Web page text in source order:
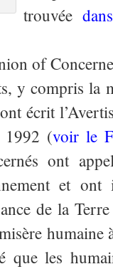
trouvée
of
y compris la
écrit
1992 (voir le
ont
et ont
de la
humaine
que les